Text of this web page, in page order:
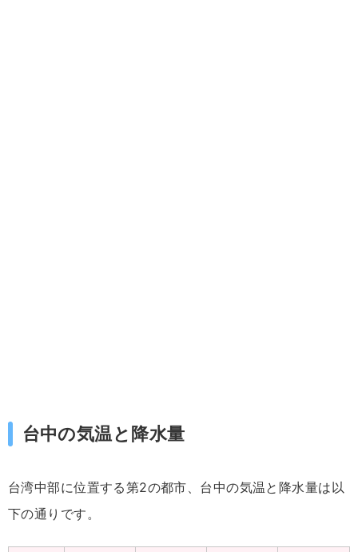
台中の気温と降水量
台湾中部に位置する第2の都市、台中の気温と降水量は以
下の通りです。